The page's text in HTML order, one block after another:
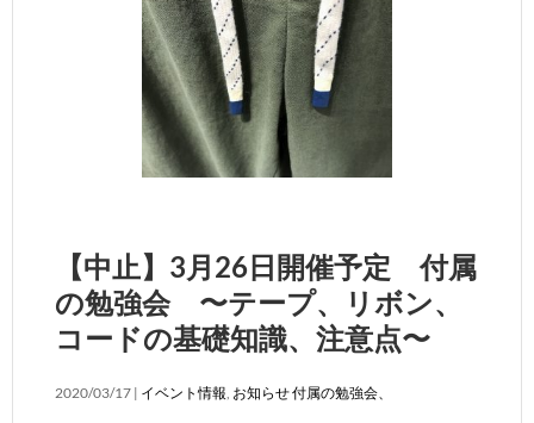
【中止】3月26日開催予定 付属
の勉強会 〜テープ、リボン、
コードの基礎知識、注意点〜
2020/03/17 | イベント情報 お知らせ付属の勉強会、